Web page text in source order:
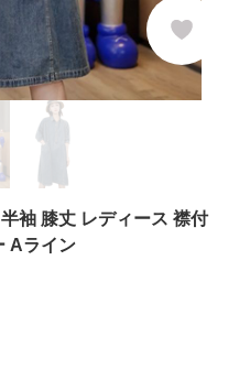
袖 膝丈 レディース 襟付
Aライン